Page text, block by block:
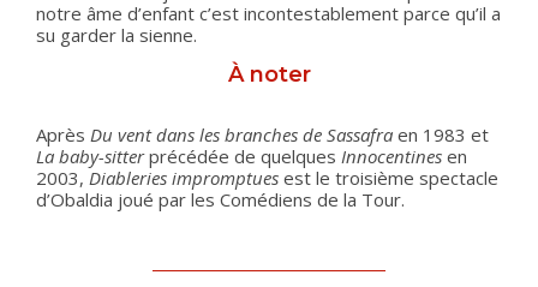
notre âme d’enfant c’est incontestablement parce qu’il a
su garder la sienne.
À noter
Après Du vent dans les branches de Sassafra en 1983 et
La baby-sitterprécédée de quelques Innocentines en
2003, Diableries impromptues est le troisième spectacle
d’Obaldia joué par les Comédiens de la Tour.